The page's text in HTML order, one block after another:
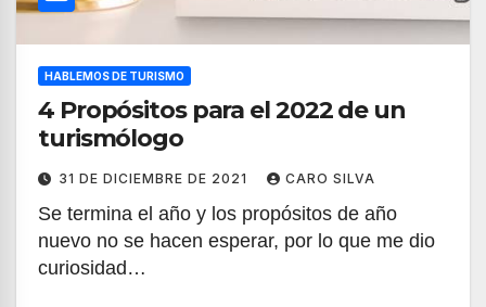
HABLEMOS DE TURISMO
4 Propósitos para el 2022 de un
turismólogo
31 DE DICIEMBRE DE 2021 CARO SILVA
Se termina el año y los propósitos de año
nuevo no se hacen esperar, por lo que me dio
curiosidad…